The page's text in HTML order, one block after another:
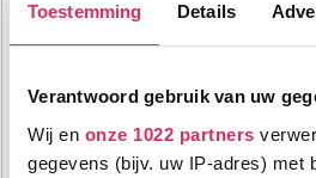
Toestemming Details
Verantwoord gebruik van uw
Wij en onze 1022 partners
gegevens (bijv. uw IP-adres) met
889 p.p.
100m tot
0m tot piste
Tot 6 weken voor vertrek